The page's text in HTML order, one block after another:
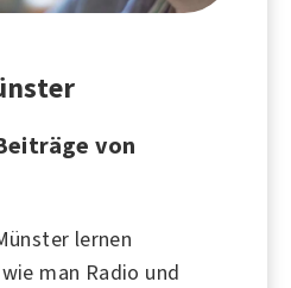
von
lernen
man Radio und